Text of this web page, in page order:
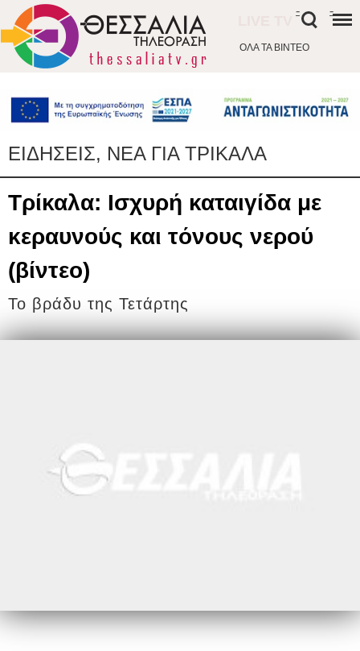
ΟΛΑ ΤΑ ΒΙΝΤΕΟ
- -
ΕΙΔΗΣΕΙΣ, ΝΕΑ ΓΙΑ ΤΡΙΚΑΛΑ
Τρίκαλα: Iσχυρή καταιγίδα με
κεραυνούς και τόνους νερού
(βίντεο)
Το βράδυ της Τετάρτης